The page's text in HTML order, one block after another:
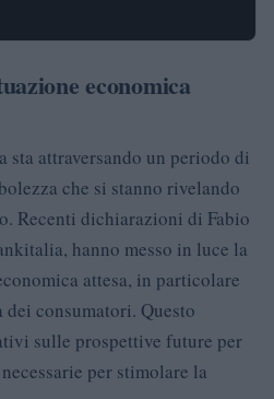
economica
sta attraversando un periodo di
che si stanno rivelando
Recenti dichiarazioni di Fabio
hanno messo in luce la
attesa, in particolare
consumatori. Questo
sulle prospettive future per
per stimolare la